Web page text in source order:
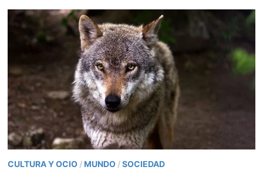
CULTURA Y OCIO / MUNDO /SOCIEDAD